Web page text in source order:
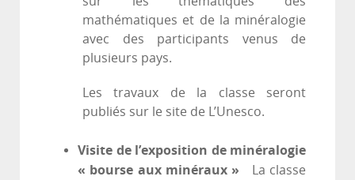
mathématiques et de la minéralogie
avec des participants venus de
plusieurs pays.
Les travaux de la classe seront
publiés sur le site de L’Unesco.
Visite de l’exposition de minéralogie
« bourse aux minéraux » La classe